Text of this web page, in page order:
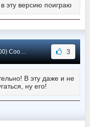
эту версию поиграю
#0 3
В эту даже и не
ну его!